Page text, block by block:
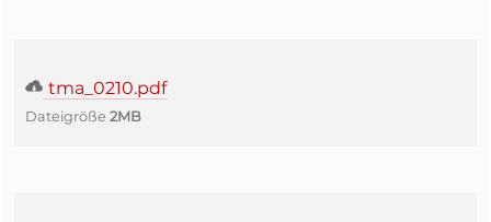
tma_0210.pdf
Dateigröße 2MB